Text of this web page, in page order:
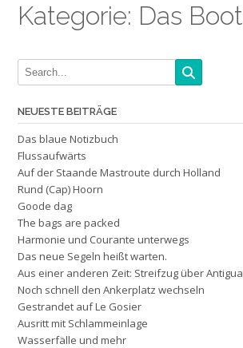
Kategorie: Das Boot
NEUESTE BEITRÄGE
Das blaue Notizbuch
Flussaufwärts
Auf der Staande Mastroute durch Holland
Rund (Cap) Hoorn
Goode dag
The bags are packed
Harmonie und Courante unterwegs
Das neue Segeln heißt warten.
Aus einer anderen Zeit: Streifzug über Antigua
Noch schnell den Ankerplatz wechseln
Gestrandet auf Le Gosier
Ausritt mit Schlammeinlage
Wasserfälle und mehr